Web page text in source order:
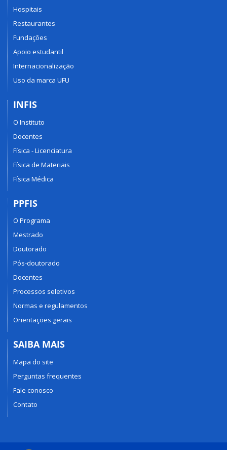
Hospitais
Restaurantes
Fundações
Apoio estudantil
Internacionalização
Uso da marca UFU
INFIS
O Instituto
Docentes
Física - Licenciatura
Física de Materiais
Física Médica
PPFIS
O Programa
Mestrado
Doutorado
Pós-doutorado
Docentes
Processos seletivos
Normas e regulamentos
Orientações gerais
SAIBA MAIS
Mapa do site
Perguntas frequentes
Fale conosco
Contato